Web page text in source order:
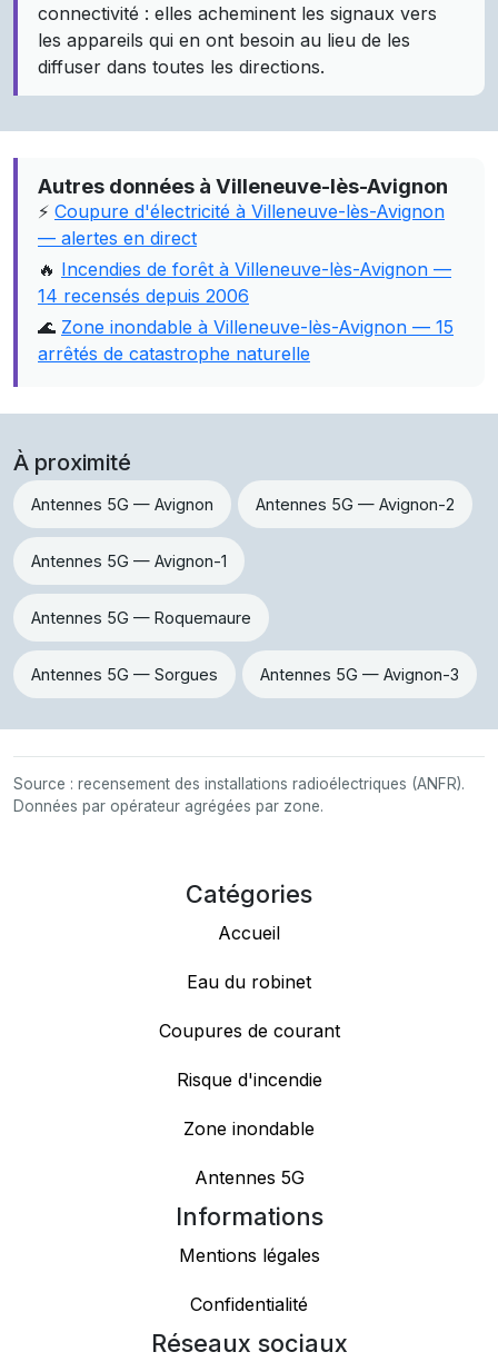
connectivité : elles acheminent les signaux vers
les appareils qui en ont besoin au lieu de les
diffuser dans toutes les directions.
Autres données à Villeneuve-lès-Avignon
⚡ Coupure d'électricité à Villeneuve-lès-Avignon
— alertes en direct
🔥 Incendies de forêt à Villeneuve-lès-Avignon —
14 recensés depuis 2006
🌊 Zone inondable à Villeneuve-lès-Avignon — 15
arrêtés de catastrophe naturelle
À proximité
Antennes 5G — Avignon Antennes 5G — Avignon-2
Antennes 5G — Avignon-1
Antennes 5G — Roquemaure
Antennes 5G — Sorgues Antennes 5G — Avignon-3
Source : recensement des installations radioélectriques (ANFR).
Données par opérateur agrégées par zone.
Catégories
Accueil
Eau du robinet
Coupures de courant
Risque d'incendie
Zone inondable
Antennes 5G
Informations
Mentions légales
Confidentialité
Réseaux sociaux